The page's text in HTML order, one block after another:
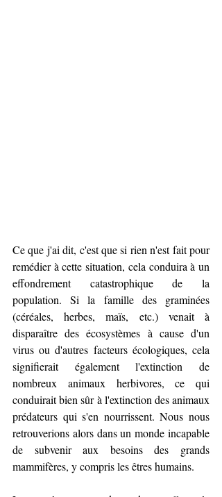
Ce que j'ai dit, c'est que si rien n'est fait pour
remédier à cette situation, cela conduira à un
effondrement catastrophique de la
population. Si la famille des graminées
(céréales, herbes, maïs, etc.) venait à
disparaître des écosystèmes à cause d'un
virus ou d'autres facteurs écologiques, cela
signifierait également l'extinction de
nombreux animaux herbivores, ce qui
conduirait bien sûr à l'extinction des animaux
prédateurs qui s'en nourrissent. Nous nous
retrouverions alors dans un monde incapable
de subvenir aux besoins des grands
mammifères, y compris les êtres humains.